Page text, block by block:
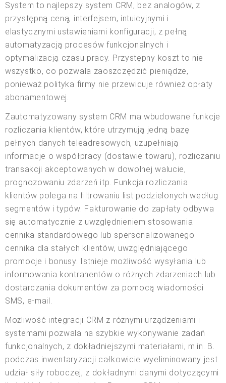
System to najlepszy system CRM, bez analogów, z
przystępną ceną, interfejsem, intuicyjnymi i
elastycznymi ustawieniami konfiguracji, z pełną
automatyzacją procesów funkcjonalnych i
optymalizacją czasu pracy. Przystępny koszt to nie
wszystko, co pozwala zaoszczędzić pieniądze,
ponieważ polityka firmy nie przewiduje również opłaty
abonamentowej.
Zautomatyzowany system CRM ma wbudowane funkcje
rozliczania klientów, które utrzymują jedną bazę
pełnych danych teleadresowych, uzupełniają
informacje o współpracy (dostawie towaru), rozliczaniu
transakcji akceptowanych w dowolnej walucie,
prognozowaniu zdarzeń itp. Funkcja rozliczania
klientów polega na filtrowaniu list podzielonych według
segmentów i typów. Fakturowanie do zapłaty odbywa
się automatycznie z uwzględnieniem stosowania
cennika standardowego lub spersonalizowanego
cennika dla stałych klientów, uwzględniającego
promocje i bonusy. Istnieje możliwość wysyłania lub
informowania kontrahentów o różnych zdarzeniach lub
dostarczania dokumentów za pomocą wiadomości
SMS, e-mail.
Możliwość integracji CRM z różnymi urządzeniami i
systemami pozwala na szybkie wykonywanie zadań
funkcjonalnych, z dokładniejszymi materiałami, m.in. B.
podczas inwentaryzacji całkowicie wyeliminowany jest
udział siły roboczej, z dokładnymi danymi dotyczącymi